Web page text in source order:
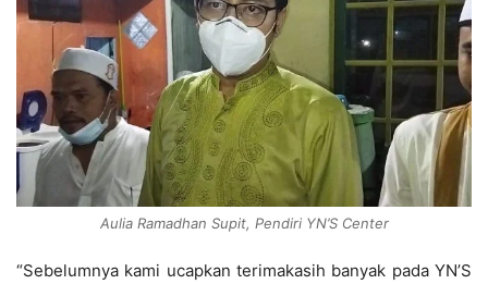
Aulia Ramadhan Supit, Pendiri YN’S Center
“Sebelumnya kami ucapkan terimakasih banyak pada YN’S